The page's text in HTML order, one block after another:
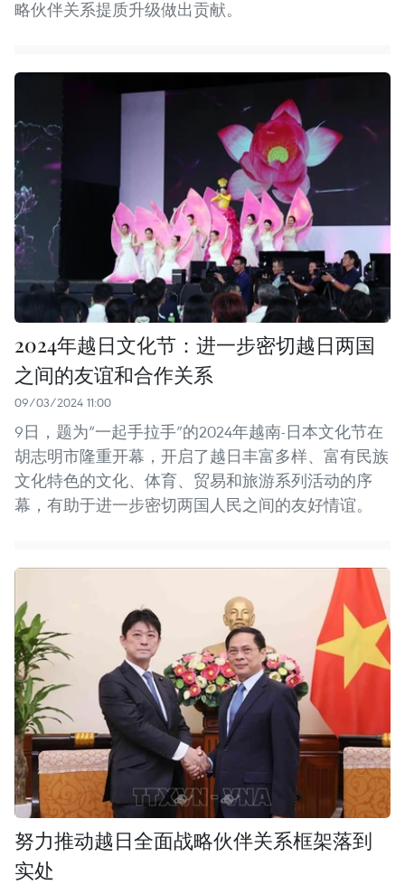
略伙伴关系提质升级做出贡献。
2024年越日文化节：进一步密切越日两国
之间的友谊和合作关系
09/03/2024 11:00
9日，题为“一起手拉手”的2024年越南-日本文化节在
胡志明市隆重开幕，开启了越日丰富多样、富有民族
文化特色的文化、体育、贸易和旅游系列活动的序
幕，有助于进一步密切两国人民之间的友好情谊。
努力推动越日全面战略伙伴关系框架落到
实处